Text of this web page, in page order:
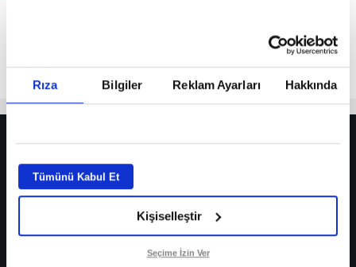
Rıza Bilgiler Reklam Ayarları Hakkında
Tümünü Kabul Et
Kişiselleştir
Seçime İzin Ver
Fenerbahçe’de sürpriz ayrılık ihtimali! Devre arasında gelmişti
Fenerbahçe’nin yeni transferi Mason Greenwood için olay sözler!
Galatasaray’da rota yeniden Thiago Almada!